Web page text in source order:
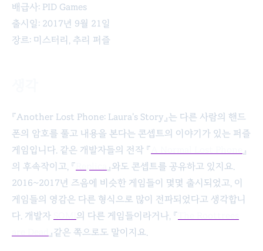
배급사: PID Games
출시일: 2017년 9월 21일
장르: 미스터리, 추리 퍼즐
『Another Lost Phone: Laura's Story』는 다른 사람의 핸드
폰의 암호를 풀고 내용을 본다는 콘셉트의 이야기가 있는 퍼즐
게임입니다. 같은 개발자들의 전작 『
』
의 후속작이고, 『
』와도 콘셉트를 공유하고 있지요.
2016~2017년 즈음에 비슷한 게임들이 몇몇 출시되었고, 이
게임들의 영감은 다른 형식으로 많이 전파되었다고 생각합니
다. 개발자
의 다른 게임들이라거나, 『
』같은 쪽으로도 말이지요.